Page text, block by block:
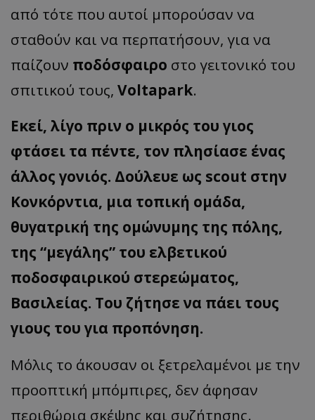
από τότε που αυτοί μπορούσαν να
σταθούν και να περπατήσουν, για να
παίζουν ποδόσφαιρο στο γειτονικό του
σπιτικού τους, Voltapark.
Εκεί, λίγο πριν ο μικρός του γιος
φτάσει τα πέντε, τον πλησίασε ένας
άλλος γονιός. Δούλευε ως scout στην
Κονκόρντια, μια τοπική ομάδα,
θυγατρική της ομώνυμης της πόλης,
της “μεγάλης” του ελβετικού
ποδοσφαιρικού στερεώματος,
Βασιλείας. Του ζήτησε να πάει τους
γιους του για προπόνηση.
Μόλις το άκουσαν οι ξετρελαμένοι με την
προοπτική μπόμπιρες, δεν άφησαν
περιθώρια σκέψης και συζήτησης.